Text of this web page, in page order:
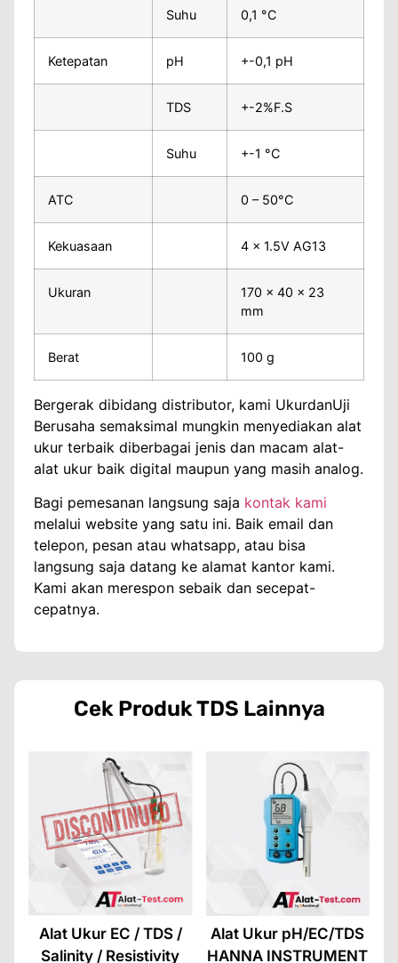
Suhu 0,1 °C
Ketepatan pH +-0,1 pH
TDS +-2%F.S
Suhu +-1 °C
ATC 0 – 50°C
Kekuasaan 4 x 1.5V AG13
Ukuran
170 x 40 x 23
mm
Berat 100 g
Bergerak dibidang distributor, kami UkurdanUji
Berusaha semaksimal mungkin menyediakan alat
ukur terbaik diberbagai jenis dan macam alat-
alat ukur baik digital maupun yang masih analog.
Bagi pemesanan langsung saja kontak kami
melalui website yang satu ini. Baik email dan
telepon, pesan atau whatsapp, atau bisa
langsung saja datang ke alamat kantor kami.
Kami akan merespon sebaik dan secepat-
cepatnya.
Cek ProdukTDS Lainnya
Alat Ukur EC / TDS /
Salinity / Resistivity
Alat Ukur pH/EC/TDS
HANNA INSTRUMENT